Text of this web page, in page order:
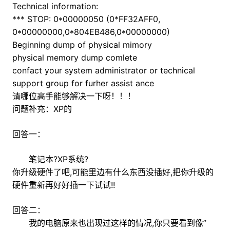
Technical information:
*** STOP: 0*00000050 (0*FF32AFF0,
0*00000000,0*804EB486,0*00000000)
Beginning dump of physical mimory
physical memory dump comlete
confact your system administrator or technical
support group for furher assist ance
请哪位高手能够解决一下呀！！！
问题补充：XP的
回答一：
笔记本?XP系统?
你升级硬件了吧,可能里边有什么东西没插好,把你升级的
硬件重新再好好插一下试试!!
回答二：
我的电脑原来也出现过这样的情况,你只要看到像”